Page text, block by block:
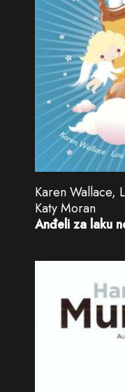
Karen Wallace,
Katy Moran
Anđeli za laku